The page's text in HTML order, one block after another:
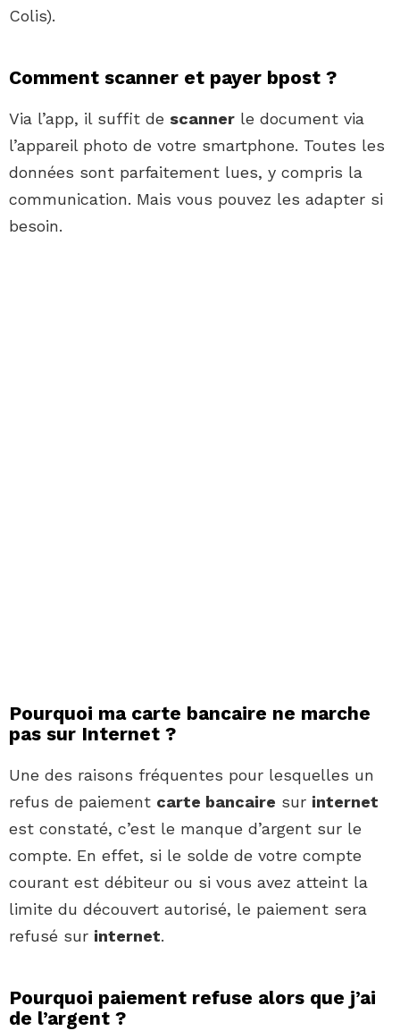
Colis).
Comment scanner et payer bpost ?
Via l’app, il suffit de scanner le document via
l’appareil photo de votre smartphone. Toutes les
données sont parfaitement lues, y compris la
communication. Mais vous pouvez les adapter si
besoin.
Pourquoi ma carte bancaire ne marche
pas sur Internet ?
Une des raisons fréquentes pour lesquelles un
refus de paiement carte bancaire sur internet
est constaté, c’est le manque d’argent sur le
compte. En effet, si le solde de votre compte
courant est débiteur ou si vous avez atteint la
limite du découvert autorisé, le paiement sera
refusé sur internet.
Pourquoi paiement refuse alors que j’ai
de l’argent ?